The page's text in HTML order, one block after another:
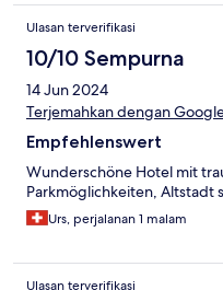
Ulasan terverifikasi
10/10 Sempurna
14 Jun 2024
Terjemahkan dengan
Empfehlenswert
Wunderschöne Hotel mit
Parkmöglichkeiten, Altstadt
Urs, perjalanan 1 malam
Ulasan terverifikasi